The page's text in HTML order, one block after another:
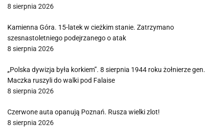
8 sierpnia 2026
Kamienna Góra. 15-latek w cieżkim stanie. Zatrzymano
szesnastoletniego podejrzanego o atak
8 sierpnia 2026
„Polska dywizja była korkiem”. 8 sierpnia 1944 roku żołnierze gen.
Maczka ruszyli do walki pod Falaise
8 sierpnia 2026
Czerwone auta opanują Poznań. Rusza wielki zlot!
8 sierpnia 2026